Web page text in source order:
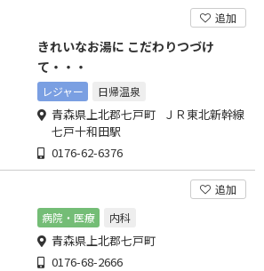
追加
きれいなお湯に こだわりつづけ
て・・・
レジャー 日帰温泉
青森県上北郡七戸町 ＪＲ東北新幹線
七戸十和田駅
0176-62-6376
追加
病院・医療
内科
青森県上北郡七戸町
0176-68-2666